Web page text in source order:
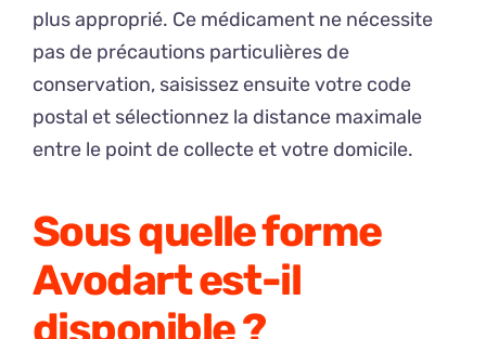
plus approprié. Ce médicament ne nécessite
pas de précautions particulières de
conservation, saisissez ensuite votre code
postal et sélectionnez la distance maximale
entre le point de collecte et votre domicile.
Sous quelle forme
Avodart est-il